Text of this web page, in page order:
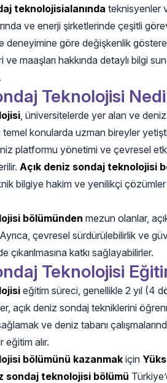
teknolojisialanında teknisyenler
ve enerji şirketlerinde çeşitli
deneyimine göre değişkenlik
maaşları hakkında detaylı bilgi
Teknolojisi
, üniversitelerde yer alan ve deniz
temel konularda uzman bireyler
platformu yönetimi ve çevresel
Açık deniz sondaj teknolojisi
bilgiye hakim ve yenilikçi
bölümünden mezun olanlar,
çevresel sürdürülebilirlik ve
çıkarılmasına katkı sağlayabilirler.
Teknolojisi
eğitim süreci, genellikle 2 yıl (4
açık deniz sondaj tekniklerini
ve deniz tabanı
eğitim alır.
bölümünü kazanmak için
sondaj teknolojisi bölümü